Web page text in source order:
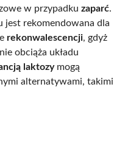
w przypadku zaparć.
jest rekomendowana dla
rekonwalescencji, gdyż
obciąża układu
laktozymogą
alternatywami, takimi